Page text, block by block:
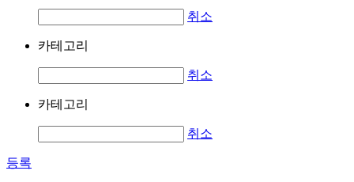
취소
카테고리
취소
카테고리
취소
등록